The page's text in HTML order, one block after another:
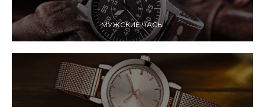
МУЖСКИЕ ЧАСЫ